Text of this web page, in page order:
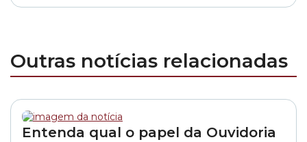
Outras notícias relacionadas
Entenda qual o papel da Ouvidoria